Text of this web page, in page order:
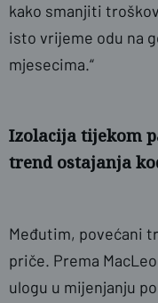
kako smanjiti
isto vrijeme odu na
mjesecima.“
Izolacija tijekom
trend ostajanja
Međutim, povećani
priče. Prema
ulogu u mijenjanju